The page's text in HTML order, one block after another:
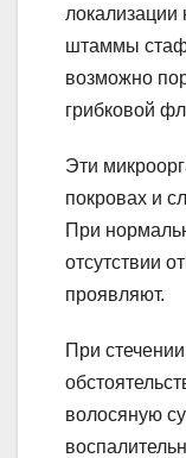
штаммы
возможно
грибковой
Эти
покровах и
При
отсутствии
проявляют.
При
волосяную